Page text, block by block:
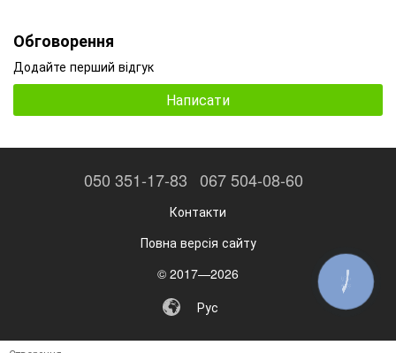
Обговорення
Додайте перший відгук
Написати
050 351-17-83 067 504-08-60
Контакти
Повна версія сайту
© 2017—2026
Рус
КНОПКА
ЗВ'ЯЗКУ